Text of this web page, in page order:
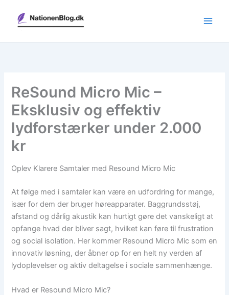
indholdet
ReSound Micro Mic –
Eksklusiv og effektiv
lydforstærker under 2.000
kr
Oplev Klarere Samtaler med Resound Micro Mic
At følge med i samtaler kan være en udfordring for mange,
især for dem der bruger høreapparater. Baggrundsstøj,
afstand og dårlig akustik kan hurtigt gøre det vanskeligt at
opfange hvad der bliver sagt, hvilket kan føre til frustration
og social isolation. Her kommer Resound Micro Mic som en
innovativ løsning, der åbner op for en helt ny verden af
lydoplevelser og aktiv deltagelse i sociale sammenhænge.
Hvad er Resound Micro Mic?